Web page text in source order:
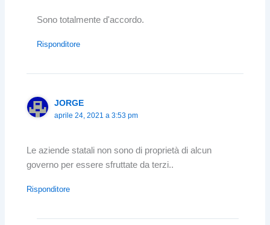
Sono totalmente d'accordo.
Risponditore
JORGE
aprile 24, 2021 a 3:53 pm
Le aziende statali non sono di proprietà di alcun
governo per essere sfruttate da terzi..
Risponditore